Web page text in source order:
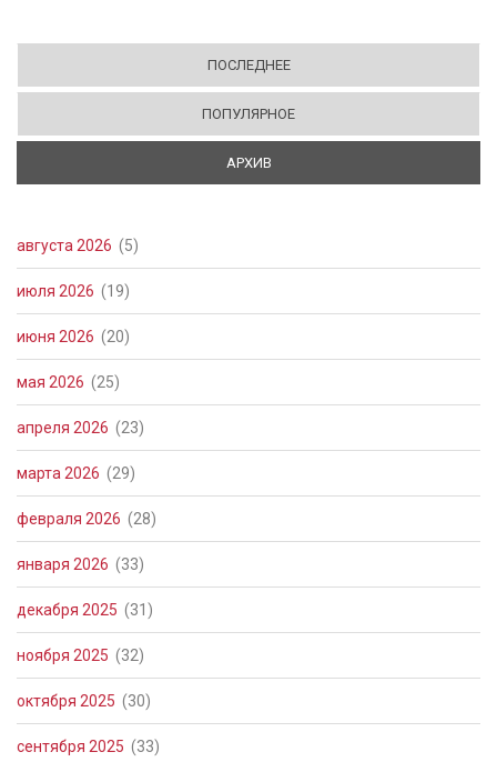
ПОСЛЕДНЕЕ
ПОПУЛЯРНОЕ
АРХИВ
августа 2026 (5)
июля 2026 (19)
июня 2026 (20)
мая 2026 (25)
апреля 2026 (23)
марта 2026 (29)
февраля 2026 (28)
января 2026 (33)
декабря 2025 (31)
ноября 2025 (32)
октября 2025 (30)
сентября 2025 (33)